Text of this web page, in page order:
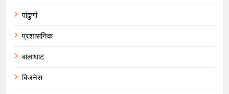
पांढुर्णा
प्रशासनिक
बालाघाट
बिजनेस